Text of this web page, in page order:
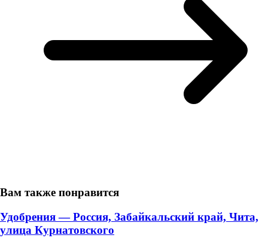
Вам также понравится
Удобрения — Россия, Забайкальский край, Чита,
улица Курнатовского